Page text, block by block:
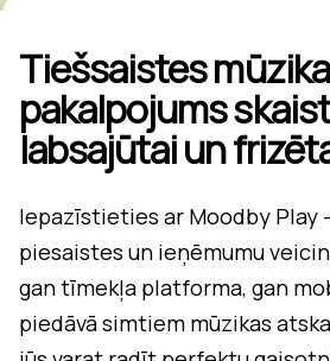
Tiešsaistes
pakalpojums
labsajūtai un
Iepazīstieties ar Moodby Play
piesaistes un ieņēmumu
gan tīmekļa platforma, gan
piedāvā simtiem mūzikas